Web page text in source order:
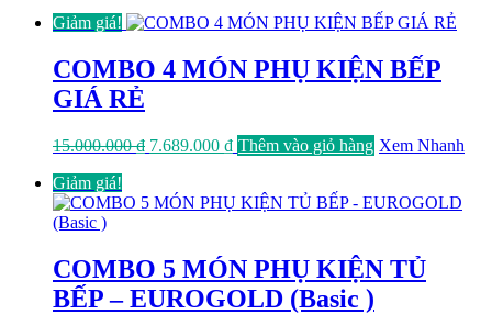
Giảm giá!
COMBO 4 MÓN PHỤ KIỆN BẾP
GIÁ RẺ
15.000.000₫ Giá
15.000.000 ₫.
7.689.000 ₫Giá
là:
Thêm vào giỏ hàng Xem Nhanh
Giảm giá!
COMBO 5 MÓN PHỤ KIỆN TỦ
BẾP – EUROGOLD (Basic )